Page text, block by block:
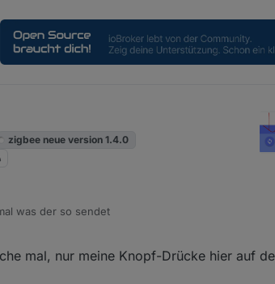
zigbee neue version 1.4.0
was der so sendet
mal, nur meine Knopf-Drücke hier auf